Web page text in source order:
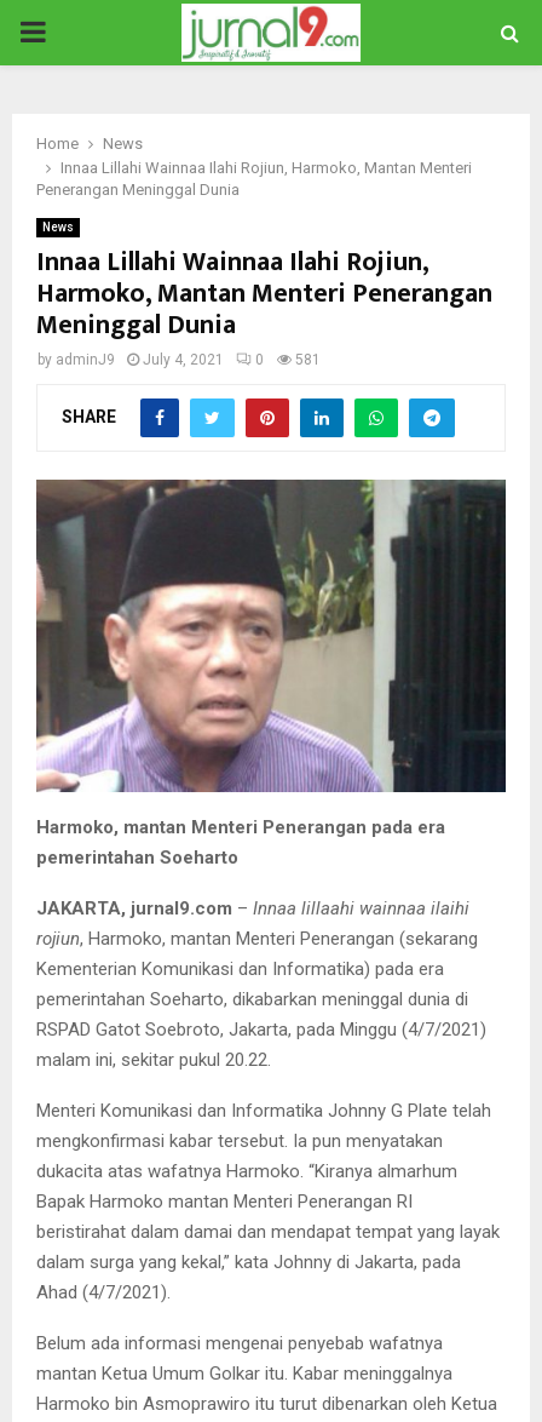
PRIMARY
Home
News
Innaa Lillahi Wainnaa Ilahi Rojiun, Harmoko, Mantan Menteri
Penerangan Meninggal Dunia
News
Innaa Lillahi Wainnaa Ilahi Rojiun,
Harmoko, Mantan Menteri Penerangan
Meninggal Dunia
by adminJ9 July 4, 2021 0 581
SHARE
Harmoko, mantan Menteri Penerangan pada era
pemerintahan Soeharto
JAKARTA, jurnal9.com – Innaa lillaahi wainnaa ilaihi
rojiun, Harmoko, mantan Menteri Penerangan (sekarang
Kementerian Komunikasi dan Informatika) pada era
pemerintahan Soeharto, dikabarkan meninggal dunia di
RSPAD Gatot Soebroto, Jakarta, pada Minggu (4/7/2021)
malam ini, sekitar pukul 20.22.
Menteri Komunikasi dan Informatika Johnny G Plate telah
mengkonfirmasi kabar tersebut. Ia pun menyatakan
dukacita atas wafatnya Harmoko. “Kiranya almarhum
Bapak Harmoko mantan Menteri Penerangan RI
beristirahat dalam damai dan mendapat tempat yang layak
dalam surga yang kekal,” kata Johnny di Jakarta, pada
Ahad (4/7/2021).
Belum ada informasi mengenai penyebab wafatnya
mantan Ketua Umum Golkar itu. Kabar meninggalnya
Harmoko bin Asmoprawiro itu turut dibenarkan oleh Ketua